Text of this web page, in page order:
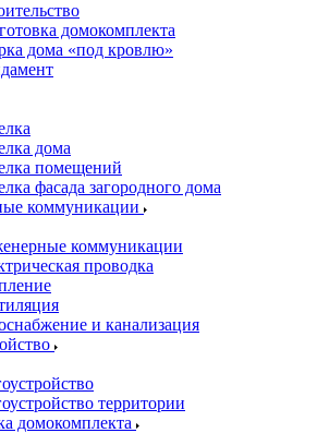
домокомплекта
дома «под кровлю»
дома
помещений
фасада загородного дома
коммуникации
коммуникации
проводка
и канализация
территории
домокомплекта